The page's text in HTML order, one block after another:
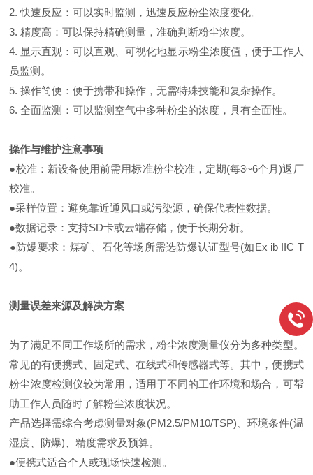
2. 快速反应：可以实时监测，迅速反应粉尘浓度变化。
3. 精度高：可以保持精确测量，准确判断粉尘浓度。
4. 显示直观：可以直观、可视化地显示粉尘浓度值，便于工作人
员监测。
5. 操作简便：便于携带和操作，无需特殊技能和复杂操作。
6. 全面监测：可以监测空气中多种粉尘的浓度，具有全面性。
操作与维护注意事项​​
●​​校准​​：新设备使用前需用标准粉尘校准，定期(每3~6个月)返厂
校准。
●采样位置​​：避免靠近通风口或污染源，确保代表性数据。
●数据记录​​：支持SD卡或云端存储，便于长期分析。
●防爆要求​​：煤矿、石化等场所需选防爆认证型号(如Ex ib IIC T
4)。
测量误差来源及解决方案
为了满足不同工作场所的需求，粉尘浓度测量仪分为多种类型。
常见的有便携式、固定式、在线式和传感器式等。其中，便携式
粉尘浓度检测仪较为常用，适用于不同的工作环境和场合，可帮
助工作人员随时了解粉尘浓度状况。
产品选择需综合考虑​​测量对象(PM2.5/PM10/TSP)、环境条件(温
湿度、防爆)、精度需求及预算​​。
​​●便携式​​适合个人或现场快速检测。